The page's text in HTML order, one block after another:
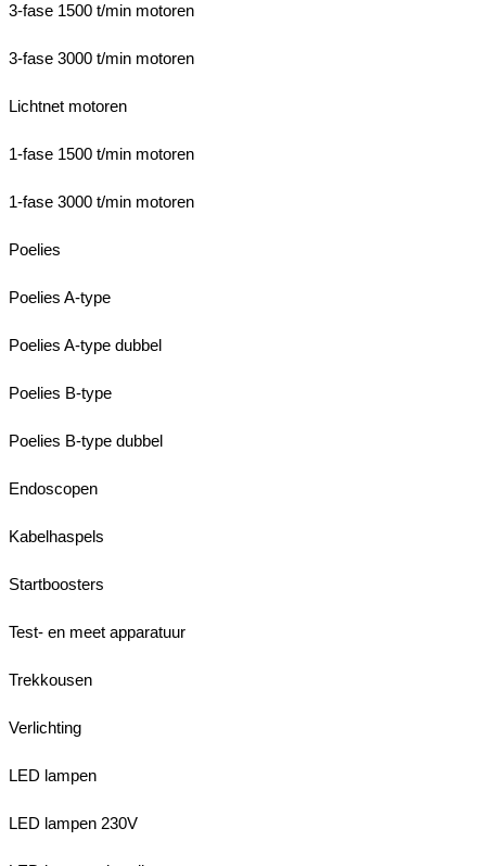
3-fase 1500 t/min motoren
3-fase 3000 t/min motoren
Lichtnet motoren
1-fase 1500 t/min motoren
1-fase 3000 t/min motoren
Poelies
Poelies A-type
Poelies A-type dubbel
Poelies B-type
Poelies B-type dubbel
Endoscopen
Kabelhaspels
Startboosters
Test- en meet apparatuur
Trekkousen
Verlichting
LED lampen
LED lampen 230V